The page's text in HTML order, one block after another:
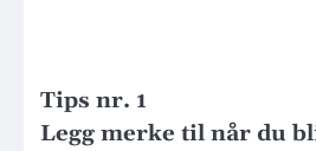
Tips nr. 1
Legg merke til når du